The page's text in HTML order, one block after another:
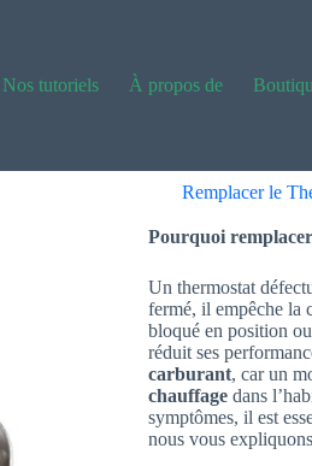
Nos tutoriels À propos de
Remplacer le
Pourquoi
Un thermostat
fermé, il empêche la
bloqué en position
réduit ses
carburant, car un
chauffage dans
symptômes, il est
nous vous